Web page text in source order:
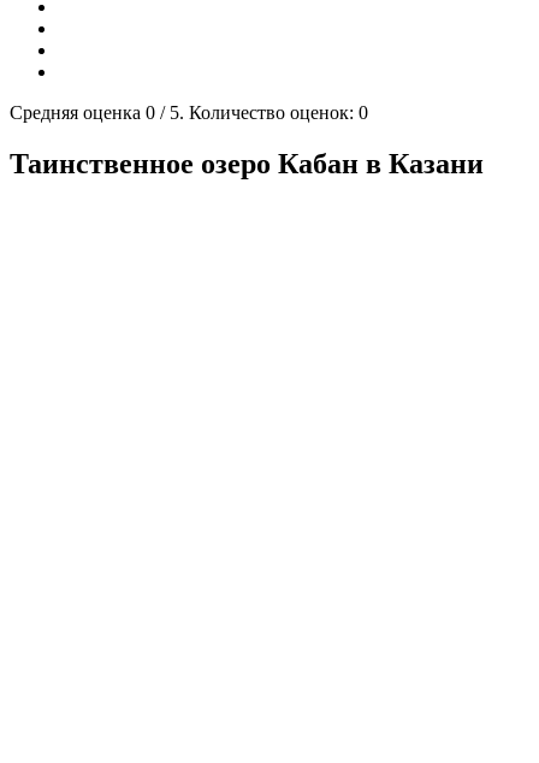
Средняя оценка 0 / 5. Количество оценок: 0
Таинственное озеро Кабан в Казани